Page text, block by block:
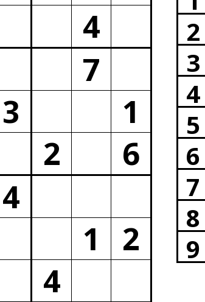
4
7
3
1
2
6
4
1
2
4
2
3
4
5
6
7
8
9